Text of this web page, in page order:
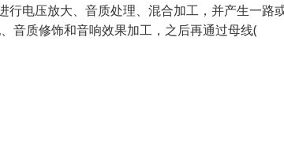
电压放大、音质处理、混合加工，并产生一路
音质修饰和音响效果加工，之后再通过母线(